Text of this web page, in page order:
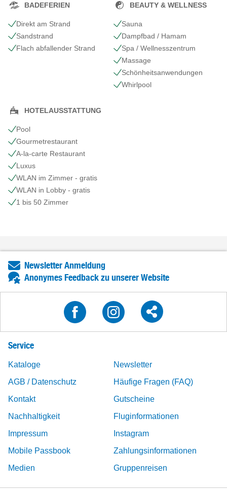
BADEFERIEN
Direkt am Strand
Sandstrand
Flach abfallender Strand
BEAUTY & WELLNESS
Sauna
Dampfbad / Hamam
Spa / Wellnesszentrum
Massage
Schönheits​anwendungen
Whirlpool
HOTELAUSSTATTUNG
Pool
Gourmetrestaurant
A-la-carte Restaurant
Luxus
WLAN im Zimmer - gratis
WLAN in Lobby - gratis
1 bis 50 Zimmer
Newsletter Anmeldung
Anonymes Feedback zu unserer Website
Service
Kataloge
Newsletter
AGB / Datenschutz
Häufige Fragen (FAQ)
Kontakt
Gutscheine
Nachhaltigkeit
Fluginformationen
Impressum
Instagram
Mobile Passbook
Zahlungsinformationen
Medien
Gruppenreisen